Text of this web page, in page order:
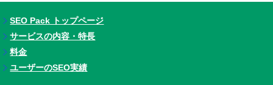
SEO Pack トップページ
サービスの内容・特長
料金
ユーザーのSEO実績